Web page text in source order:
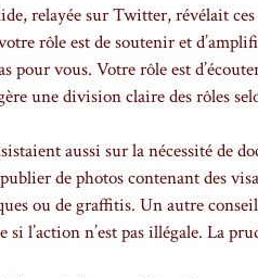
relayée sur Twitter, révélait
rôle est de soutenir et
pour vous. Votre rôle est
une division claire des rôles
aussi sur la nécessité de
de photos contenant des
ou de graffitis. Un autre
si l’action n’est pas illégale. La